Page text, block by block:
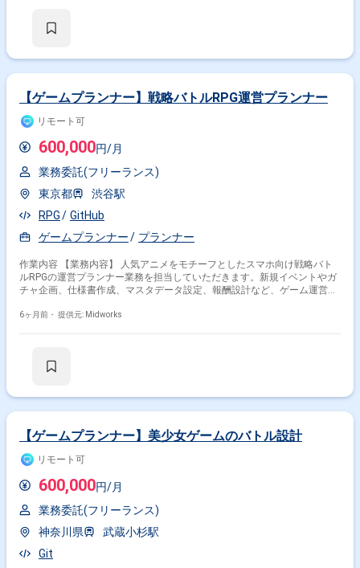
【ゲームプランナー】戦略バトルRPG運営プランナー
リモート可
600,000円/月
業務委託(フリーランス)
東京都
渋谷駅
RPG
GitHub
ゲームプランナー
プランナー
作業内容 【業務内容】 人気アニメをモチーフとしたスマホ向け戦略バト
ルRPGの運営プランナー業務を担当していただきます。新規イベントやガ
チャ企画、仕様書作成、マスタデータ設定、報酬設計など、ゲーム運営に
RPGの運営プランナー業務全般 ・新規イベントやガチャの企画立案 ・新
ー期間は習熟度によって短縮または延長されます。）
6ヶ月前・ 提供元: Midworks
【ゲームプランナー】美少女ゲームのバトル設計
リモート可
600,000円/月
業務委託(フリーランス)
神奈川県
武蔵小杉駅
Git